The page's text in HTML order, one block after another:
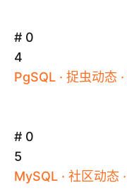
# 0
4
PgSQL · 捉虫动态 ·
# 0
5
MySQL · 社区动态 ·